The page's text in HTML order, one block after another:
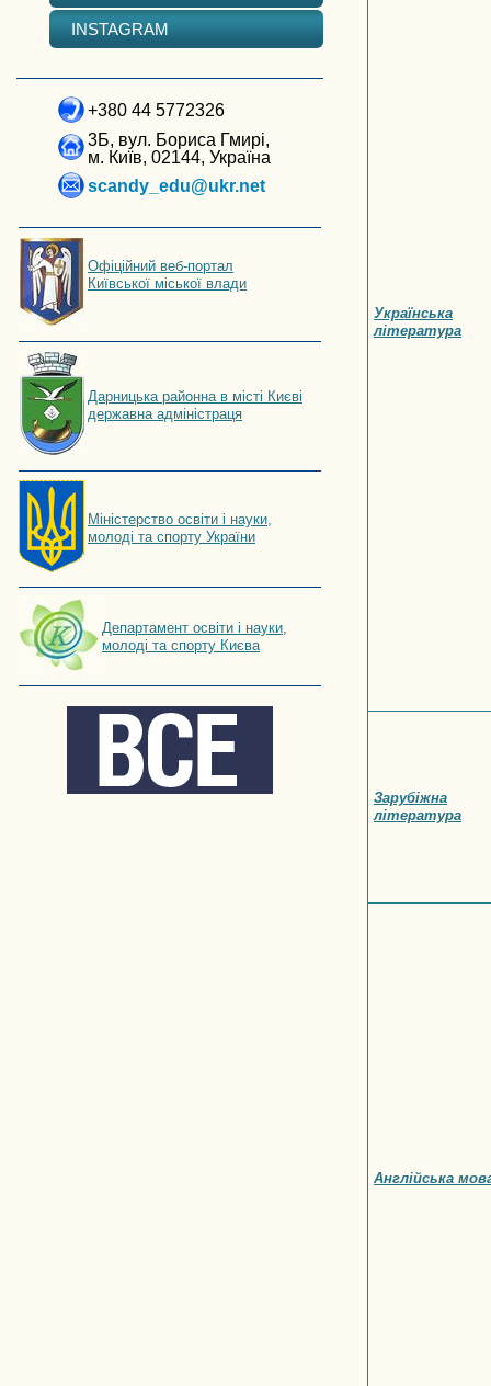
INSTAGRAM
+380 44 5772326
3Б, вул. Бориса Гмирі,
м. Київ, 02144, Україна
scandy_edu@ukr.net
Офіційний веб-портал
Київської міської влади
Дарницька районна в місті Києві
державна адміністраця
Мiнiстерство освiти і науки,
молоді та спорту України
Департамент освіти і науки,
молоді та спорту Києва
Українська
література
Зарубіжна
література
Англійська